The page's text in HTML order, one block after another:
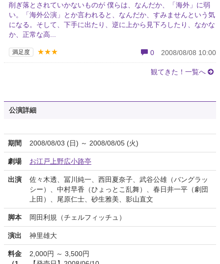
削ぎ落とされていかないものが 僕らは、なんだか、「海外」に弱
い。「海外公演」とか言われると、なんだか、すみませんという気
になる。そして、下手に出たり、逆に上から見下ろしたり、なかな
か、正常な高...
満足度 ★★★ 0 2008/08/08 10:00
観てきた！一覧へ
公演詳細
期間 2008/08/03 (日) ～ 2008/08/05 (火)
劇場 お江戸上野広小路亭
出演
佐々木透、冨川純一、西田夏奈子、武谷公雄（バングラッ
シー）、中村早香（ひょっとこ乱舞）、春日井一平（劇団
上田）、尾原仁士、砂生雅美、影山直文
脚本 岡田利規（チェルフィッチュ）
演出 神里雄大
料金
2,000円 ～ 3,500円